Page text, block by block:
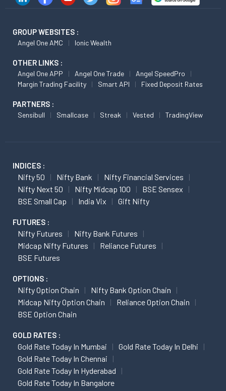
GROUP WEBSITES :
Angel One AMC Ionic Wealth
OTHER LINKS :
Angel One APP Angel One Trade
Angel SpeedPro
Margin Trading Facility
Smart API Fixed Deposit Rates
PARTNERS :
Sensibull Smallcase Streak Vested TradingView
INDICES :
Nifty 50 Nifty Bank
Nifty Financial Services
Nifty Next 50
Nifty Midcap 100
BSE Sensex
BSE Small Cap
India Vix Gift Nifty
FUTURES :
Nifty Futures
Nifty Bank Futures
Midcap Nifty Futures
Reliance Futures
BSE Futures
OPTIONS :
Nifty Option Chain
Nifty Bank Option Chain
Midcap Nifty Option Chain
Reliance Option Chain
BSE Option Chain
GOLD RATES :
Gold Rate Today In Mumbai
Gold Rate Today In Delhi
Gold Rate Today In Chennai
Gold Rate Today In Hyderabad
Gold Rate Today In Bangalore